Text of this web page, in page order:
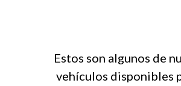
Estos son algunos de
vehículos disponibles